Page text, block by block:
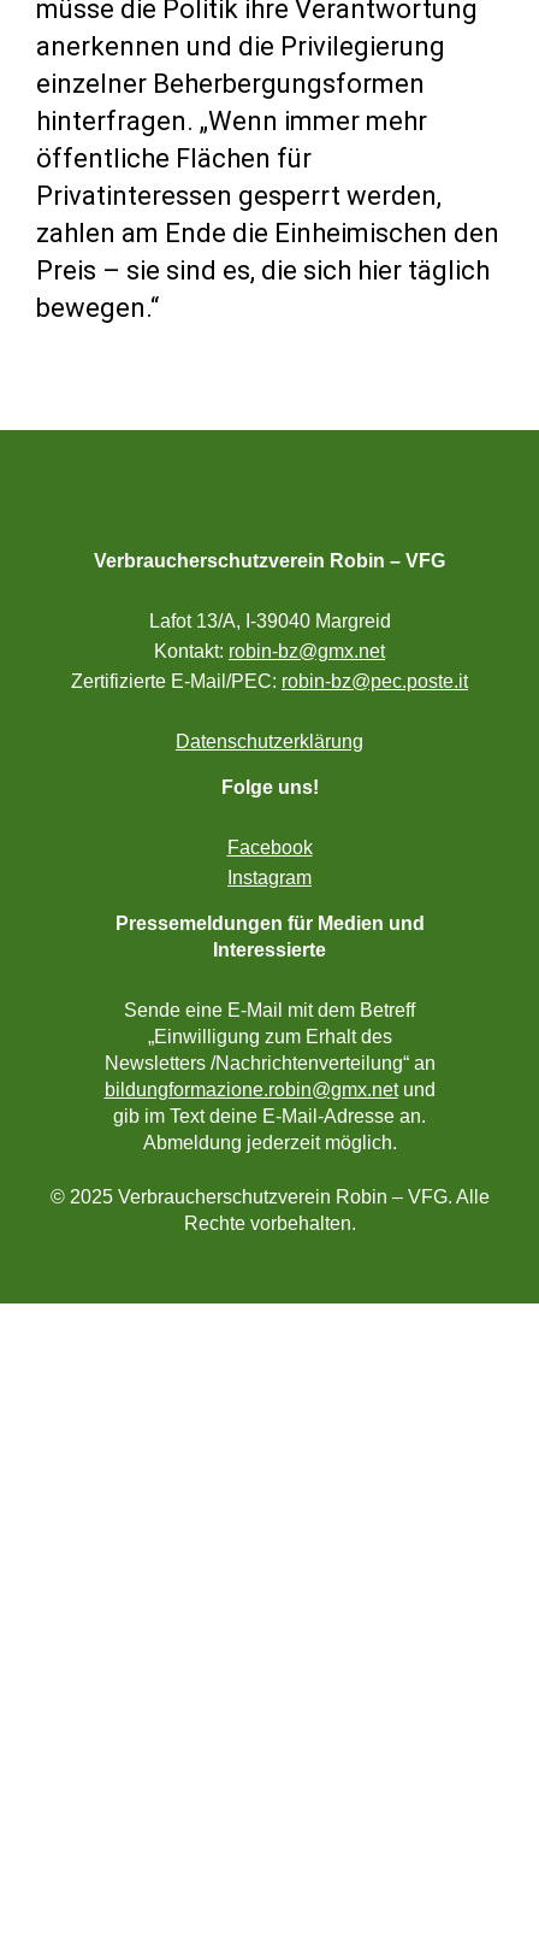
müsse die Politik ihre Verantwortung
anerkennen und die Privilegierung
einzelner Beherbergungsformen
hinterfragen. „Wenn immer mehr
öffentliche Flächen für
Privatinteressen gesperrt werden,
zahlen am Ende die Einheimischen den
Preis – sie sind es, die sich hier täglich
bewegen.“
Verbraucherschutzverein Robin – VFG
Lafot 13/A, I-39040 Margreid
Kontakt: robin-bz@gmx.net
Zertifizierte E-Mail/PEC: robin-bz@pec.poste.it
Datenschutzerklärung
Folge uns!
Facebook
Instagram
Pressemeldungen für Medien und
Interessierte
Sende eine E-Mail mit dem Betreff
„Einwilligung zum Erhalt des
Newsletters /Nachrichtenverteilung“ an
bildungformazione.robin@gmx.netund
gib im Text deine E-Mail-Adresse an.
Abmeldung jederzeit möglich.
© 2025 Verbraucherschutzverein Robin – VFG. Alle
Rechte vorbehalten.